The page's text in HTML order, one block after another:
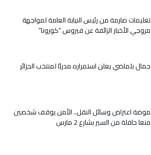
الإرهاب
بالأمم
تعليمات صارمة من رئيس النيابة العامة لمواجهة
مروجي الأخبار الزائفة عن فيروس “كورونا”
جمال بلماضي يعلن استمراره مدربًا لمنتخب الجزائر
موضة اعتراض وسائل النقل.. الأمن يوقف شخصين
منعا حافلة من السير بشارع 2 مارس